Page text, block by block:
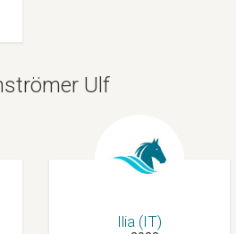
Ulf
Ilia (IT)